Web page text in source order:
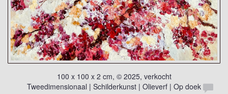
100 x 100 x 2 cm, © 2025, verkocht
Tweedimensionaal | Schilderkunst | Olieverf | Op doek